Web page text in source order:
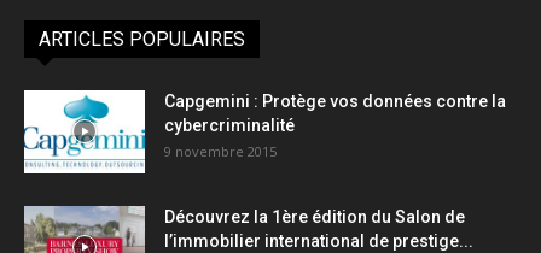
ARTICLES POPULAIRES
Capgemini : Protège vos données contre la
cybercriminalité
9 novembre 2015
Découvrez la 1ère édition du Salon de
l’immobilier international de prestige...